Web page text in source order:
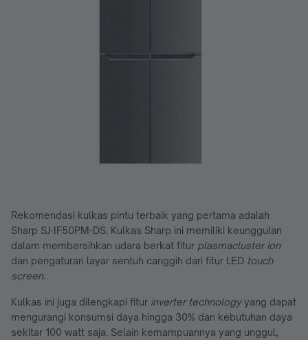
Rekomendasi kulkas pintu terbaik yang pertama adalah
Sharp SJ-IF50PM-DS. Kulkas Sharp ini memiliki keunggulan
dalam membersihkan udara berkat fitur plasmacluster ion
dan pengaturan layar sentuh canggih dari fitur LED touch
screen.
Kulkas ini juga dilengkapi fitur inverter technologyyang dapat
mengurangi konsumsi daya hingga 30% dan kebutuhan daya
sekitar 100 watt saja. Selain kemampuannya yang unggul,